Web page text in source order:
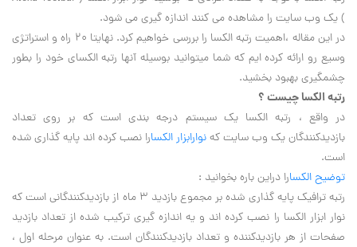
) یک وب سایت را مشاهده می کنند اندازه گیری می شود.
در این مقاله ،اهمیت رتبه الکسا را بررسی خواهیم کرد. نهایتا ۲۰ راه و استراتژی
وسیع رو ارائه کرده ایم که شما میتوانید بوسیله آنها رتبه الکسای خود را بطور
چشمگیری بهبود بخشید.
رتبه الکسا چیست ؟
در واقع ، رتبه الکسا یک سیستم درجه بندی است که بر روی تعداد
بازدیدکنندگان یک وب سایت کهنوارابزار الکسارا نصب کرده اند پایه گذاری شده
است.
توضیح الکسارا دراین باره بخوانید :
رتبه ترافیک پایه گذاری شده بر مجموع بازدید ۳ ماه از بازدیدکنندگانی است که
نوار ابزار الکسا را نصب کرده اند و یه اندازه گیری ترکیب شده از تعداد بازدید
صفحات از هر بازدیدکننده و تعداد بازدیدکنندگان است. به عنوان مرحله اول ،